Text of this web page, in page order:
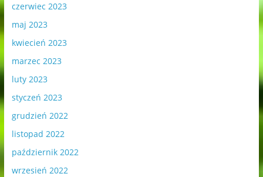
czerwiec 2023
maj 2023
kwiecień 2023
marzec 2023
luty 2023
styczeń 2023
grudzień 2022
listopad 2022
październik 2022
wrzesień 2022